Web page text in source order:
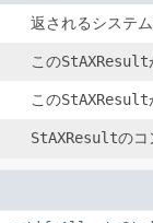
返されるシステ
このStAXResult
このStAXResult
StAXResultのコ